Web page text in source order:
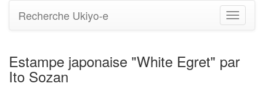
Basculer
la
Recherche Ukiyo-e
Estampe japonaise "White Egret" par
Ito Sozan